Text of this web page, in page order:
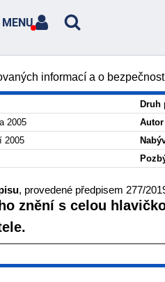
informací a o
Druh
2005
2005
, provedené předpisem 277/
znění s celou
MENU